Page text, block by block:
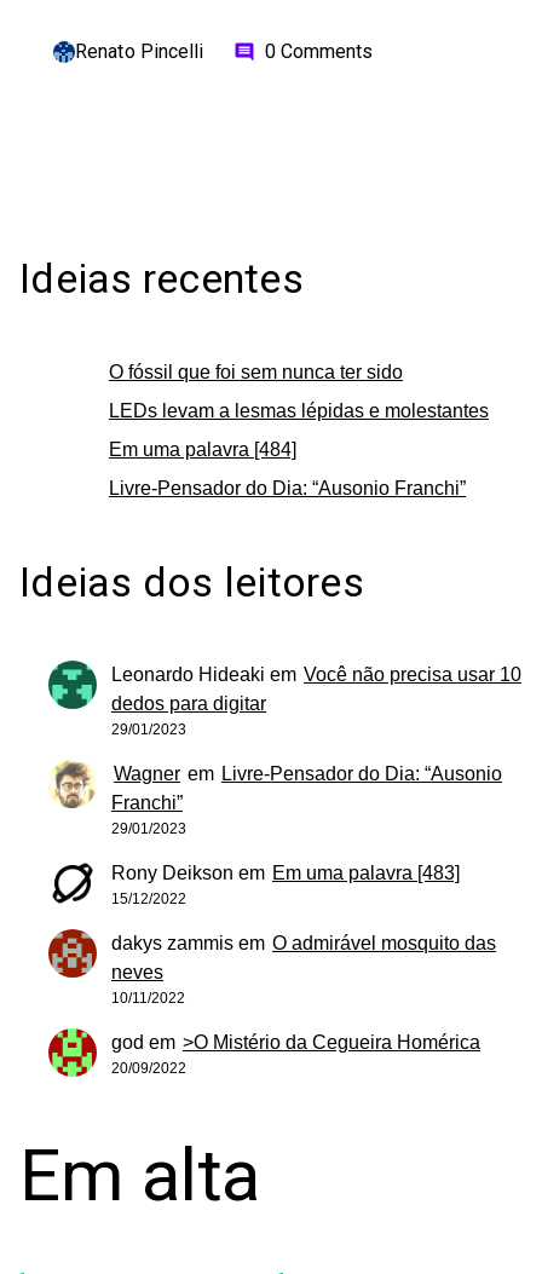
Renato Pincelli comment 0 Comments
Ideias recentes
O fóssil que foi sem nunca ter sido
LEDs levam a lesmas lépidas e molestantes
Em uma palavra [484]
Livre-Pensador do Dia: “Ausonio Franchi”
Ideias dos leitores
Leonardo Hideaki em Você não precisa usar 10
dedos para digitar
29/01/2023
Wagner em Livre-Pensador do Dia: “Ausonio
Franchi”
29/01/2023
Rony Deikson em Em uma palavra [483]
15/12/2022
dakys zammis em O admirável mosquito das
neves
10/11/2022
god em >O Mistério da Cegueira Homérica
20/09/2022
Em alta